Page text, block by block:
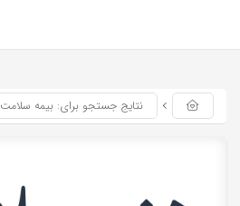
نتایج جستجو برای: بیمه سلامت